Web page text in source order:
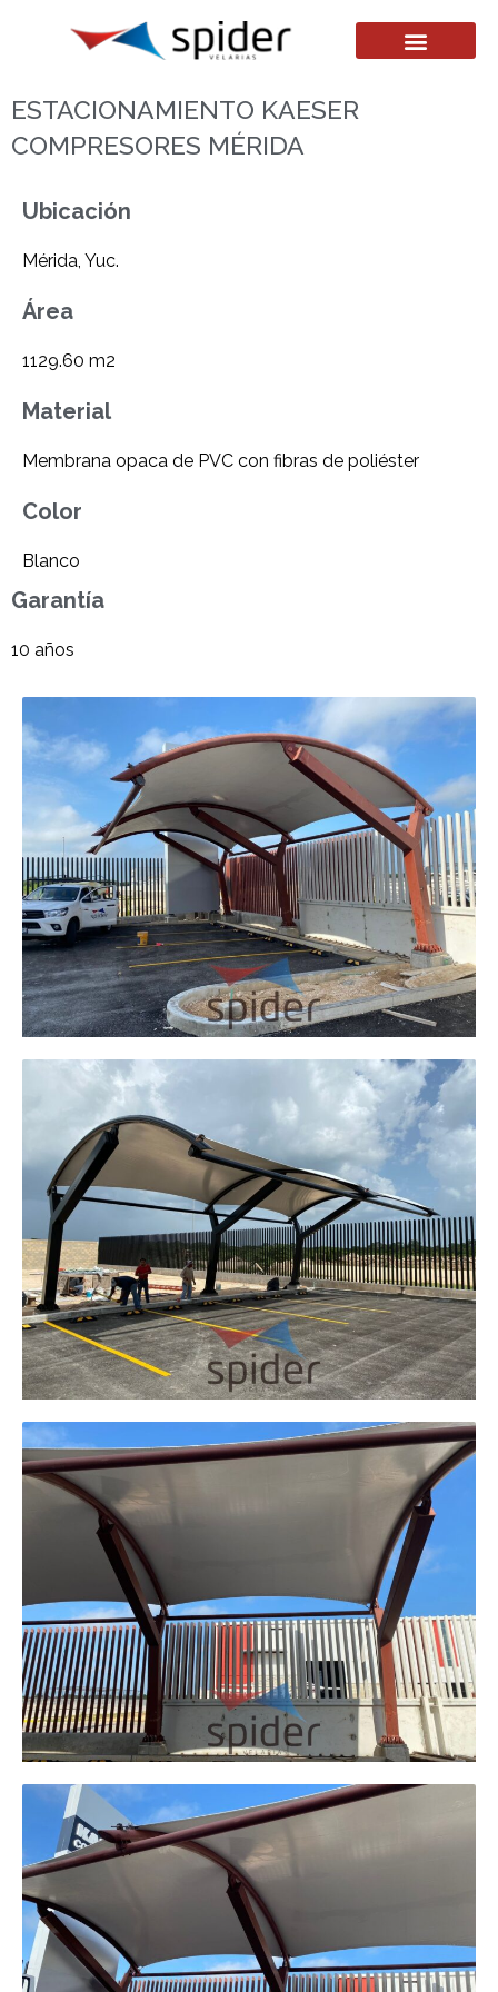
ESTACIONAMIENTO KAESER
COMPRESORES MÉRIDA
Ubicación
Mérida, Yuc.
Área
1129.60 m2
Material
Membrana opaca de PVC con fibras de poliéster
Color
Blanco
Garantía
10 años